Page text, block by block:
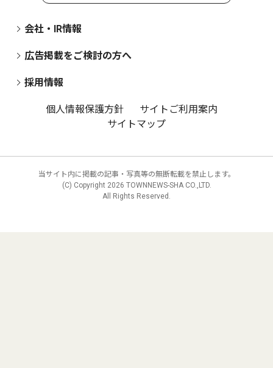
会社・IR情報
広告掲載をご検討の方へ
採用情報
個人情報保護方針
サイトご利用案内
サイトマップ
当サイト内に掲載の記事・写真等の無断転載を禁止します。
(C) Copyright 2026 TOWNNEWS-SHA CO.,LTD.
All Rights Reserved.